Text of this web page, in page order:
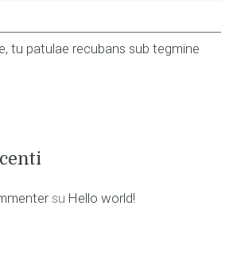
tu patulae recubans sub tegmine
su Hello world!